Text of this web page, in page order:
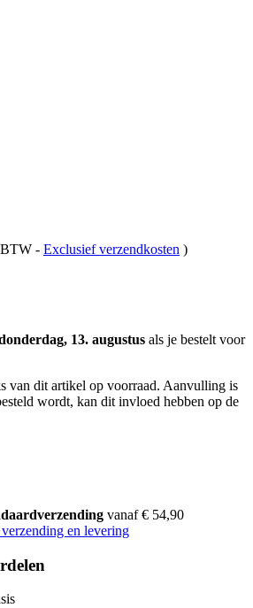
- Exclusief verzendkosten )
13. augustus als je bestelt voor
van dit artikel op voorraad. Aanvulling is
wordt, kan dit invloed hebben op de
vanaf € 54,90
en levering